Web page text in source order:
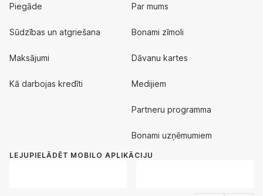
Piegāde
Sūdzības un atgriešana
Maksājumi
Kā darbojas kredīti
Par mums
Bonami zīmoli
Dāvanu kartes
Medijiem
Partneru programma
Bonami uzņēmumiem
LEJUPIELĀDĒT MOBILO APLIKĀCIJU